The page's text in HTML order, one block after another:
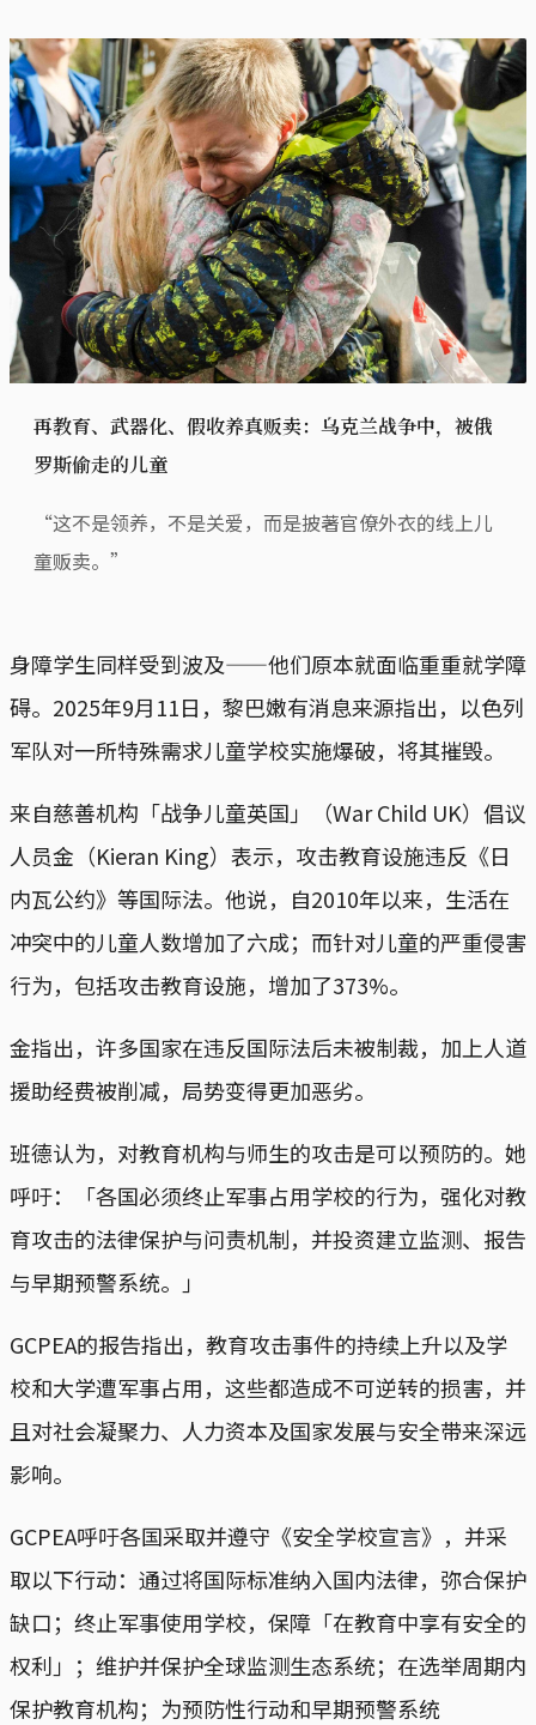
再教育、武器化、假收养真贩卖：乌克兰战争中，被俄
罗斯偷走的儿童
“这不是领养，不是关爱，而是披著官僚外衣的线上儿
童贩卖。”
身障学生同样受到波及——他们原本就面临重重就学障
碍。2025年9月11日，黎巴嫩有消息来源指出，以色列
军队对一所特殊需求儿童学校实施爆破，将其摧毁。
来自慈善机构「战争儿童英国」（War Child UK）倡议
人员金（Kieran King）表示，攻击教育设施违反《日
内瓦公约》等国际法。他说，自2010年以来，生活在
冲突中的儿童人数增加了六成；而针对儿童的严重侵害
行为，包括攻击教育设施，增加了373%。
金指出，许多国家在违反国际法后未被制裁，加上人道
援助经费被削减，局势变得更加恶劣。
班德认为，对教育机构与师生的攻击是可以预防的。她
呼吁：「各国必须终止军事占用学校的行为，强化对教
育攻击的法律保护与问责机制，并投资建立监测、报告
与早期预警系统。」
GCPEA的报告指出，教育攻击事件的持续上升以及学
校和大学遭军事占用，这些都造成不可逆转的损害，并
且对社会凝聚力、人力资本及国家发展与安全带来深远
影响。
GCPEA呼吁各国采取并遵守《安全学校宣言》，并采
取以下行动：通过将国际标准纳入国内法律，弥合保护
缺口；终止军事使用学校，保障「在教育中享有安全的
权利」；维护并保护全球监测生态系统；在选举周期内
保护教育机构；为预防性行动和早期预警系统